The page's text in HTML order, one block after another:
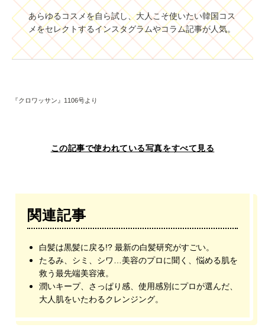
あらゆるコスメを自ら試し、大人こそ使いたい韓国コス
メをセレクトするインスタグラムやコラム記事が人気。
『クロワッサン』1106号より
この記事で使われている写真をすべて見る
関連記事
白髪は黒髪に戻る!? 最新の白髪研究がすごい。
たるみ、シミ、シワ…美容のプロに聞く、悩める肌を
救う最先端美容液。
潤いキープ、さっぱり感、使用感別にプロが選んだ、
大人肌をいたわるクレンジング。